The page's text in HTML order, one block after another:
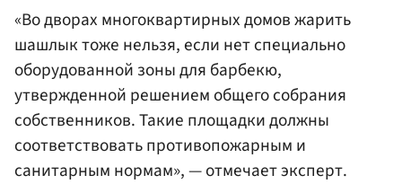
«Во дворах многоквартирных домов жарить
шашлык тоже нельзя, если нет специально
оборудованной зоны для барбекю,
утвержденной решением общего собрания
собственников. Такие площадки должны
соответствовать противопожарным и
санитарным нормам», — отмечает эксперт.